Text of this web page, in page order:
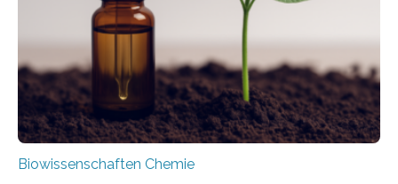
stellt gleichzeitig den ersten Fossilfund einer
Mückenlarve aus dem Mesozoikum dar, denn…
Biowissenschaften Chemie